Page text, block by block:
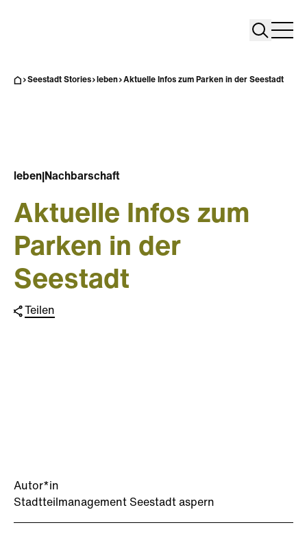
Search
Seestadt Stories leben Aktuelle Infos zum Parken in der Seestadt
Autor*in
Stadtteilmanagement Seestadt aspern
leben Nachbarschaft
Aktuelle Infos zum
Parken in der
Seestadt
Teilen